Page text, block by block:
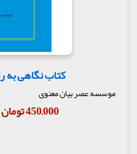
کتاب نگاهی به
موسسه عصر بیان معنوی
450,000 تومان